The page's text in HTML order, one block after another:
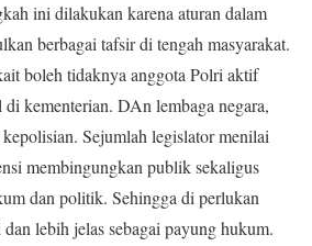
ini dilakukan karena aturan dalam
berbagai tafsir di tengah masyarakat.
boleh tidaknya anggota Polri aktif
kementerian. DAn lembaga negara,
Sejumlah legislator menilai
membingungkan publik sekaligus
dan politik. Sehingga di perlukan
lebih jelas sebagai payung hukum.